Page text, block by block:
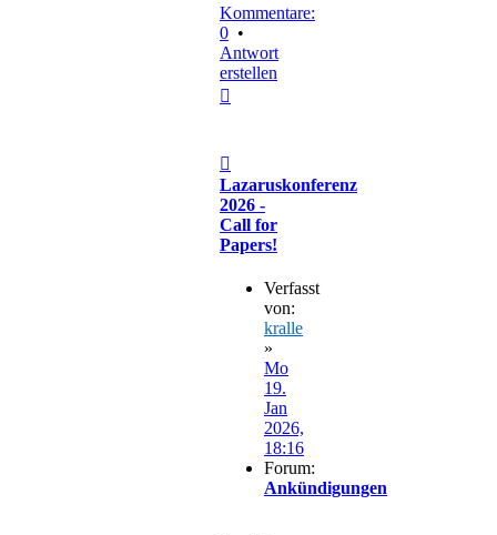
Kommentare:
0 •
Antwort
erstellen
Lazaruskonferenz
2026 -
Call for
Papers!
Verfasst
von:
kralle
»
Mo
19.
Jan
2026,
18:16
Forum:
Ankündigungen